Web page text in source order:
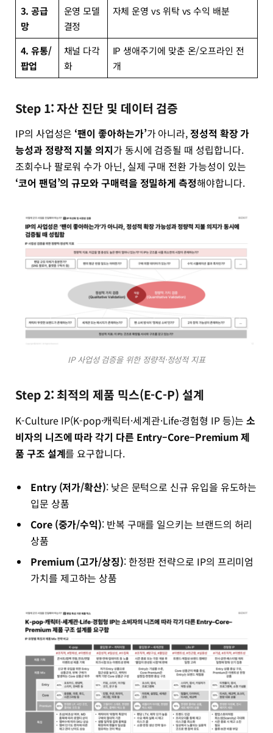
3. 공급
망
운영 모델
결정
자체 운영 vs 위탁 vs 수익 배분
4. 유통/
팝업
채널 다각
화
IP 생애주기에 맞춘 온/오프라인 전
개
Step 1: 자산 진단 및 데이터 검증
IP의 사업성은 ‘팬이 좋아하는가’가 아니라,정성적 확장 가
능성과 정량적 지불 의지가 동시에 검증될 때 성립합니다.
조회수나 팔로워 수가 아닌, 실제 구매 전환 가능성이 있는
‘코어 팬덤’의 규모와 구매력을 정밀하게 측정해야합니다.
IP 사업성 검증을 위한 정량적·정성적 지표
Step 2: 최적의 제품 믹스(E-C-P) 설계
K-Culture IP(K-pop·캐릭터·세계관·Life·경험형 IP 등)는 소
비자의 니즈에 따라 각기 다른 Entry–Core–Premium제
품 구조 설계를 요구합니다.
Entry (저가/확산): 낮은 문턱으로 신규 유입을 유도하는
입문 상품
Core (중가/수익): 반복 구매를 일으키는 브랜드의 허리
상품
Premium (고가/상징): 한정판 전략으로 IP의 프리미엄
가치를 제고하는 상품